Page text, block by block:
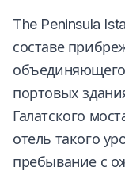
The Peninsula
составе
портовых
Галатского
отель такого
пребывание с